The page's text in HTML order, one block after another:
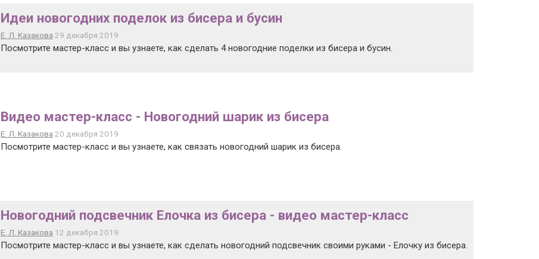
Идеи новогодних поделок из бисера и бусин
Е. Л. Казакова 29 декабря 2019
Посмотрите мастер-класс и вы узнаете, как сделать 4 новогодние поделки из бисера и бусин.
Видео мастер-класс - Новогодний шарик из бисера
Е. Л. Казакова 20 декабря 2019
Посмотрите мастер-класс и вы узнаете, как связать новогодний шарик из бисера.
Новогодний подсвечник Елочка из бисера - видео мастер-класс
Е. Л. Казакова 12 декабря 2019
Посмотрите мастер-класс и вы узнаете, как сделать новогодний подсвечник своими руками - Елочку из бисера.